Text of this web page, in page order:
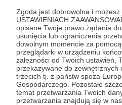
Zgoda jest dobrowolna i możesz
USTAWIENIACH
opisane Twoje prawo żądania
usunięcia lub ograniczenia
dowolnym momencie za
przeglądarki w urządzeniu
zależności od Twoich ustawień,
przekazywane do
trzecich tj. z państw spoza
Gospodarczego. Pozostałe
temat przetwarzania Twoich
przetwarzania znajdują się w